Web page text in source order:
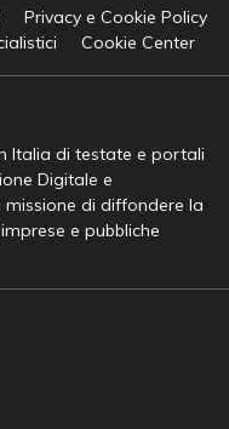
Privacy e Cookie Policy
Cookie Center
Italia di testate e portali
Digitale e
missione di diffondere la
e pubbliche